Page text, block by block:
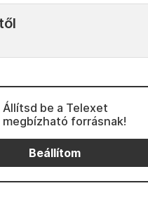
Állítsd be a Telexet
megbízható forrásnak!
Beállítom